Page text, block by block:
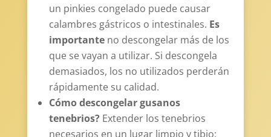
un pinkies congelado puede causar
calambres gástricos o intestinales. Es
importanteno descongelar más de los
que se vayan a utilizar. Si descongela
demasiados, los no utilizados perderán
rápidamente su calidad.
Cómo descongelar gusanos
tenebrios? Extender los tenebrios
necesarios en un lugar limpio y tibio;